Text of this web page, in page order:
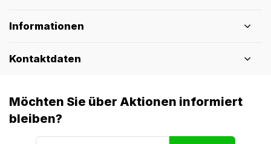
Informationen
Kontaktdaten
Möchten Sie über Aktionen informiert
bleiben?